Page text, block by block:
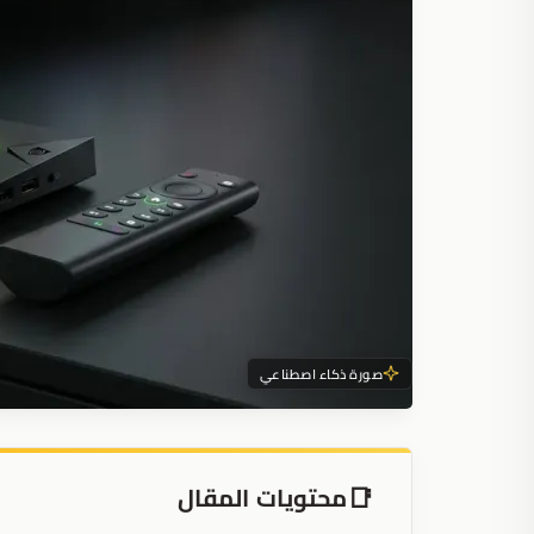
صورة ذكاء اصطناعي
محتويات المقال